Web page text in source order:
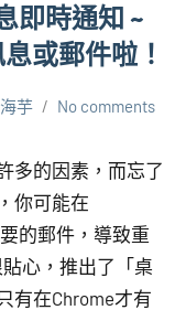
即時通知 ~
或郵件啦！
芋 No comments
多的因素，而忘了
你可能在
的郵件，導致重
心，推出了「桌
有在Chrome才有